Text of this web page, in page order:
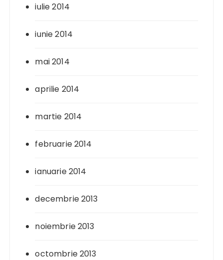
iulie 2014
iunie 2014
mai 2014
aprilie 2014
martie 2014
februarie 2014
ianuarie 2014
decembrie 2013
noiembrie 2013
octombrie 2013